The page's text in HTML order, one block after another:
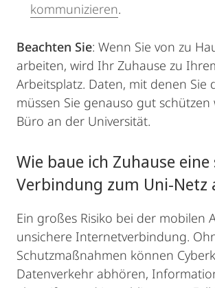
kommunizieren.
Beachten Sie: Wenn Sie von zu
arbeiten, wird Ihr Zuhause zu
Arbeitsplatz. Daten, mit denen Sie
müssen Sie genauso gut
Büro an der Universität.
Wie baue ich Zuhause eine
Verbindung zum Uni-Netz
Ein großes Risiko bei der mobilen
unsichere Internetverbindung.
Schutzmaßnahmen können
Datenverkehr abhören,